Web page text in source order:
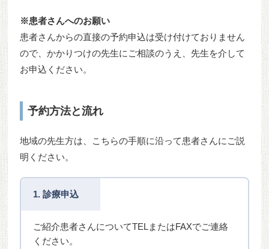
※患者さんへのお願い
患者さんからの直接の予約申込は受け付けておりません
ので、かかりつけの先生にご相談のうえ、先生を介して
お申込ください。
予約方法と流れ
地域の先生方は、こちらの手順に沿って患者さんにご説
明ください。
1. 診療申込
ご紹介患者さんについてTELまたはFAXでご連絡
ください。